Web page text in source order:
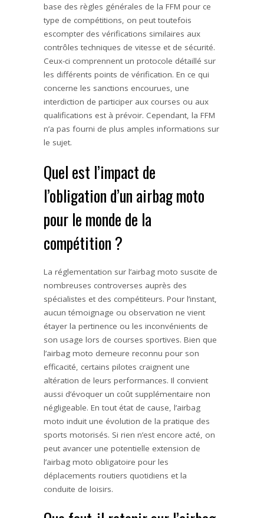
base des règles générales de la FFM pour ce
type de compétitions, on peut toutefois
escompter des vérifications similaires aux
contrôles techniques de vitesse et de sécurité.
Ceux-ci comprennent un protocole détaillé sur
les différents points de vérification. En ce qui
concerne les sanctions encourues, une
interdiction de participer aux courses ou aux
qualifications est à prévoir. Cependant, la FFM
n’a pas fourni de plus amples informations sur
le sujet.
Quel est l’impact de
l’obligation d’un airbag moto
pour le monde de la
compétition ?
La réglementation sur l’airbag moto suscite de
nombreuses controverses auprès des
spécialistes et des compétiteurs. Pour l’instant,
aucun témoignage ou observation ne vient
étayer la pertinence ou les inconvénients de
son usage lors de courses sportives. Bien que
l’airbag moto demeure reconnu pour son
efficacité, certains pilotes craignent une
altération de leurs performances. Il convient
aussi d’évoquer un coût supplémentaire non
négligeable. En tout état de cause, l’airbag
moto induit une évolution de la pratique des
sports motorisés. Si rien n’est encore acté, on
peut avancer une potentielle extension de
l’airbag moto obligatoire pour les
déplacements routiers quotidiens et la
conduite de loisirs.